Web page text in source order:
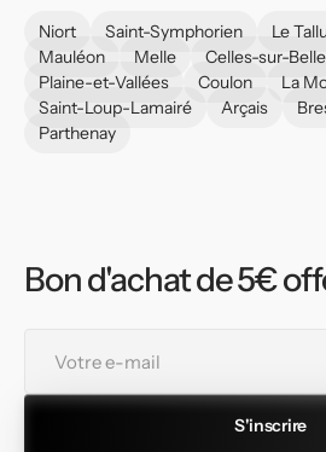
Niort Saint-Symphorien Le
Mauléon
Melle Celles-sur-Belle
Plaine-et-Vallées
Coulon
La
Saint-Loup-Lamairé
Arçais
Parthenay
Bon d'achat de 5€
mail
S'inscrire